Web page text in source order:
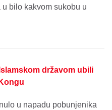
bilo kakvom sukobu u
državom ubili
u napadu pobunjenika